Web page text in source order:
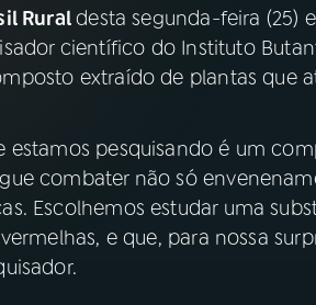
Facebook
X
Ruraldesta segunda-feira (25)
científico do Instituto
extraído de plantas que
estamos pesquisando é um
combater não só
Escolhemos estudar uma
e que, para nossa